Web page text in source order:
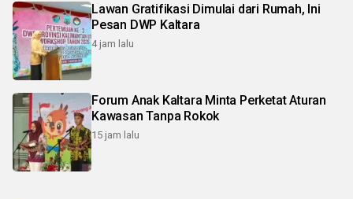
Lawan Gratifikasi Dimulai dari Rumah, Ini
Pesan DWP Kaltara
4 jam lalu
Forum Anak Kaltara Minta Perketat Aturan
Kawasan Tanpa Rokok
15 jam lalu